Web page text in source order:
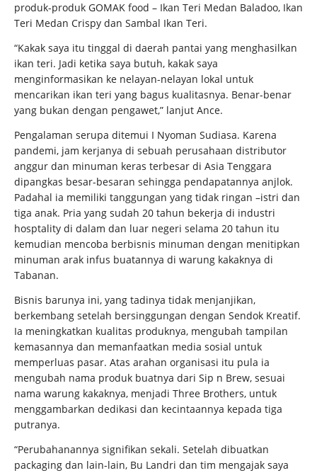
produk-produk GOMAK food – Ikan Teri Medan Baladoo, Ikan
Teri Medan Crispy dan Sambal Ikan Teri.
“Kakak saya itu tinggal di daerah pantai yang menghasilkan
ikan teri. Jadi ketika saya butuh, kakak saya
menginformasikan ke nelayan-nelayan lokal untuk
mencarikan ikan teri yang bagus kualitasnya. Benar-benar
yang bukan dengan pengawet,” lanjut Ance.
Pengalaman serupa ditemui I Nyoman Sudiasa. Karena
pandemi, jam kerjanya di sebuah perusahaan distributor
anggur dan minuman keras terbesar di Asia Tenggara
dipangkas besar-besaran sehingga pendapatannya anjlok.
Padahal ia memiliki tanggungan yang tidak ringan –istri dan
tiga anak. Pria yang sudah 20 tahun bekerja di industri
hosptality di dalam dan luar negeri selama 20 tahun itu
kemudian mencoba berbisnis minuman dengan menitipkan
minuman arak infus buatannya di warung kakaknya di
Tabanan.
Bisnis barunya ini, yang tadinya tidak menjanjikan,
berkembang setelah bersinggungan dengan Sendok Kreatif.
Ia meningkatkan kualitas produknya, mengubah tampilan
kemasannya dan memanfaatkan media sosial untuk
memperluas pasar. Atas arahan organisasi itu pula ia
mengubah nama produk buatnya dari Sip n Brew, sesuai
nama warung kakaknya, menjadi Three Brothers, untuk
menggambarkan dedikasi dan kecintaannya kepada tiga
putranya.
“Perubahanannya signifikan sekali. Setelah dibuatkan
packaging dan lain-lain, Bu Landri dan tim mengajak saya